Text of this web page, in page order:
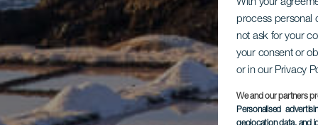
With your
process personal
not ask for your
your consent or
or in our Privacy
We and our partners
Personalised